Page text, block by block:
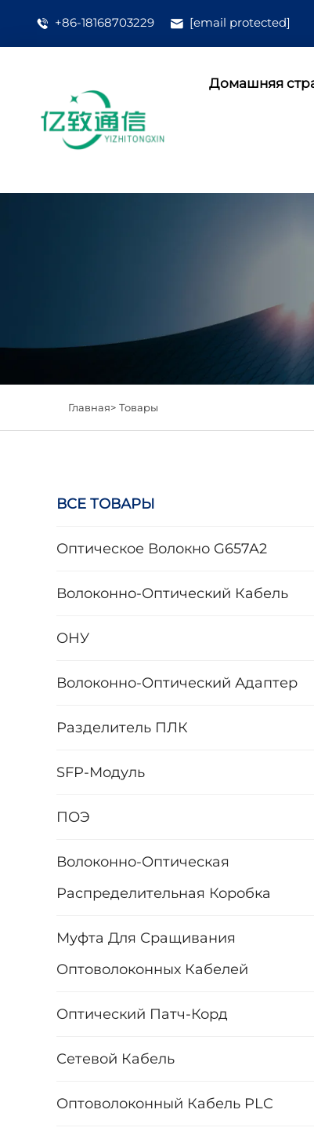
+86-18168703229 [email protected]
Домашняя
Главная> Товары
ВСЕ ТОВАРЫ
Оптическое Волокно G657A2
Волоконно-Оптический Кабель
ОНУ
Волоконно-Оптический Адаптер
Разделитель ПЛК
SFP-Модуль
ПОЭ
Волоконно-Оптическая
Распределительная Коробка
Муфта Для Сращивания
Оптоволоконных Кабелей
Оптический Патч-Корд
Сетевой Кабель
Оптоволоконный Кабель PLC